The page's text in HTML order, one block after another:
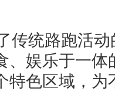
传统路跑活
、娱乐于一体
特色区域，为